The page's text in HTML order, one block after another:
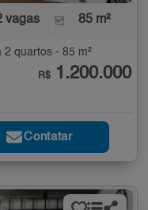
vagas 85 m²
2 quartos - 85 m²
R$ 1.200.000
Contatar